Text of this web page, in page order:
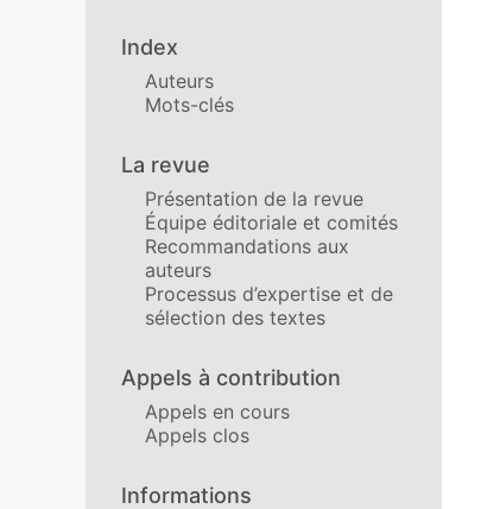
Index
Auteurs
Mots-clés
La revue
Présentation de la revue
Équipe éditoriale et comités
Recommandations aux
auteurs
Processus d’expertise et de
sélection des textes
Appels à contribution
Appels en cours
Appels clos
Informations